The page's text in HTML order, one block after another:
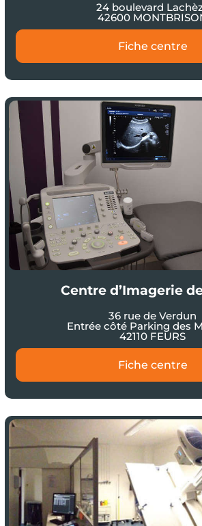
24 boulevard
42600
Fiche centre
Centre d’Imagerie
36 rue de Verdun
Entrée côté Parking des
42110 FEURS
Fiche centre